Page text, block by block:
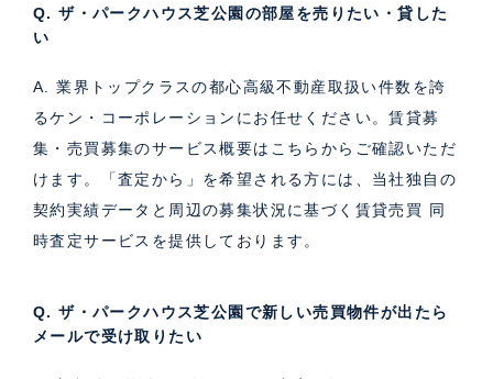
Q. ザ・パークハウス芝公園の部屋を売りたい・貸した
い
A. 業界トップクラスの都心高級不動産取扱い件数を誇
るケン・コーポレーションにお任せください。賃貸募
集・売買募集のサービス概要はこちら からご確認いただ
けます。「査定から」を希望される方には、当社独自の
契約実績データと周辺の募集状況に基づく 賃貸売買 同
時査定サービス を提供しております。
Q. ザ・パークハウス芝公園で新しい売買物件が出たら
メールで受け取りたい